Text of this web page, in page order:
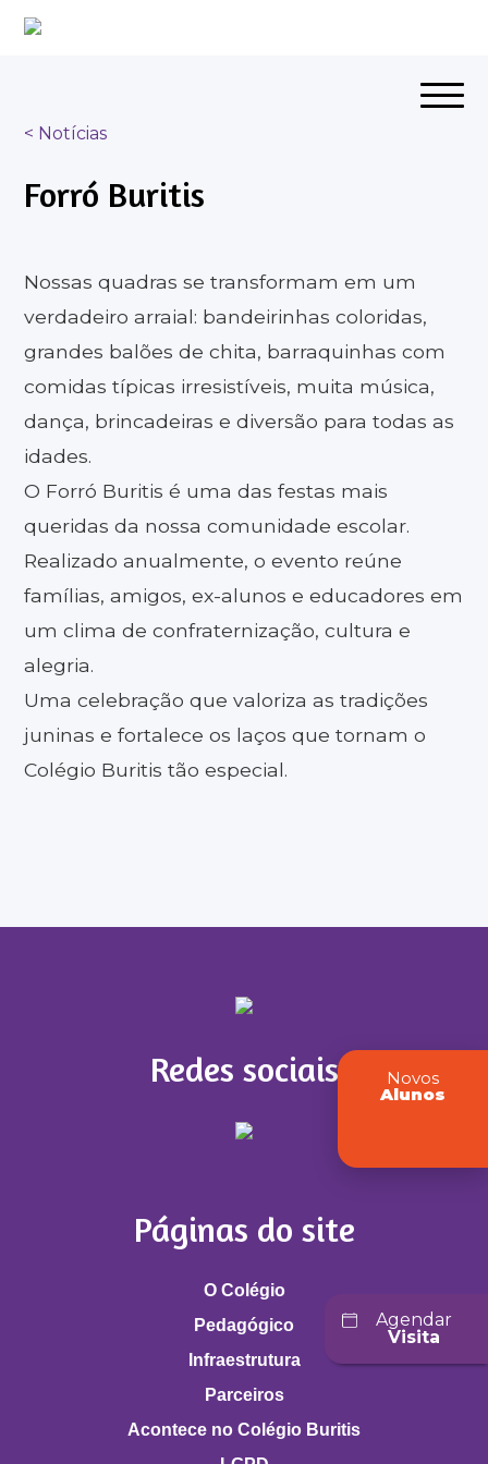
Novos
Alunos
Agendar
Visita
< Notícias
Forró Buritis
Nossas quadras se transformam em um
verdadeiro arraial: bandeirinhas coloridas,
grandes balões de chita, barraquinhas com
comidas típicas irresistíveis, muita música,
dança, brincadeiras e diversão para todas as
idades.
O Forró Buritis é uma das festas mais
queridas da nossa comunidade escolar.
Realizado anualmente, o evento reúne
famílias, amigos, ex-alunos e educadores em
um clima de confraternização, cultura e
alegria.
Uma celebração que valoriza as tradições
juninas e fortalece os laços que tornam o
Colégio Buritis tão especial.
Redes sociais
Páginas do site
O Colégio
Pedagógico
Infraestrutura
Parceiros
Acontece no Colégio Buritis